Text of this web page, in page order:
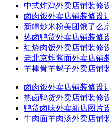
中式炸鸡外卖店铺装修
卤肉饭外卖店铺装修设
新疆炒米粉美团饿了么
热卤鸭货外卖店铺装修
红烧肉饭外卖店铺装修
老北京炸酱面外卖店铺
羊棒骨羊蝎子外卖店铺
卤肉饭外卖店铺装修设
热卤鸭货外卖店铺装修
鸭货卤味外卖新店图片
牛肉面羊肉汤外卖店铺